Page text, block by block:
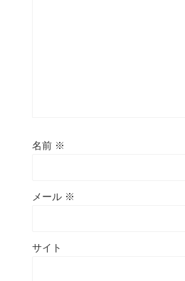
名前 ※
メール ※
サイト